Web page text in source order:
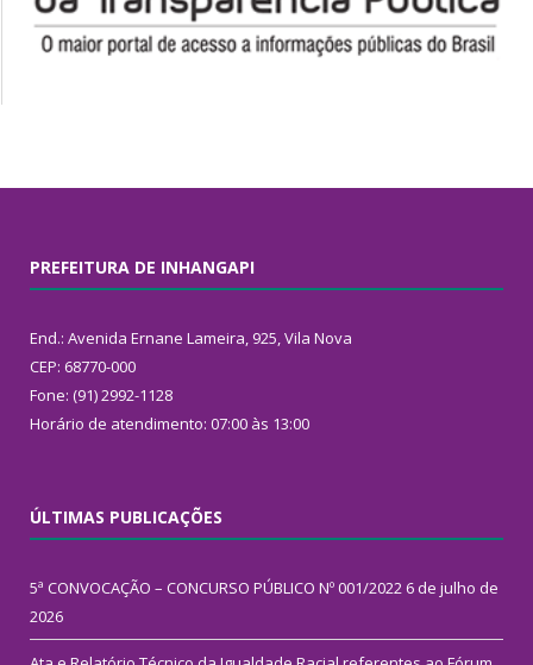
PREFEITURA DE INHANGAPI
End.: Avenida Ernane Lameira, 925, Vila Nova
CEP: 68770-000
Fone: (91) 2992-1128
Horário de atendimento: 07:00 às 13:00
ÚLTIMAS PUBLICAÇÕES
5ª CONVOCAÇÃO – CONCURSO PÚBLICO Nº 001/2022 6 de julho de
2026